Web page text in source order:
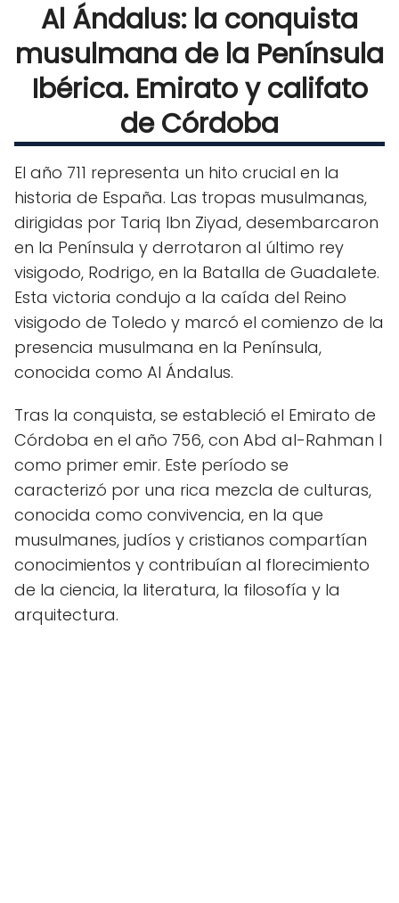
Al Ándalus: la conquista
musulmana de la Península
Ibérica. Emirato y califato
de Córdoba
El año 711 representa un hito crucial en la
historia de España. Las tropas musulmanas,
dirigidas por Tariq Ibn Ziyad, desembarcaron
en la Península y derrotaron al último rey
visigodo, Rodrigo, en la Batalla de Guadalete.
Esta victoria condujo a la caída del Reino
visigodo de Toledo y marcó el comienzo de la
presencia musulmana en la Península,
conocida como Al Ándalus.
Tras la conquista, se estableció el Emirato de
Córdoba en el año 756, con Abd al-Rahman I
como primer emir. Este período se
caracterizó por una rica mezcla de culturas,
conocida como convivencia, en la que
musulmanes, judíos y cristianos compartían
conocimientos y contribuían al florecimiento
de la ciencia, la literatura, la filosofía y la
arquitectura.